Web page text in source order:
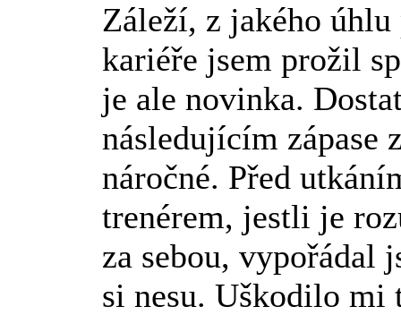
Záleží, z jakého úhlu
kariéře jsem prožil
je ale novinka.
následujícím zápase
náročné. Před
trenérem, jestli je
za sebou, vypořádal
si nesu. Uškodilo